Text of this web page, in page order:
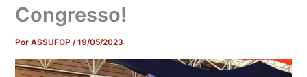
Congresso!
PorASSUFOP/19/05/2023